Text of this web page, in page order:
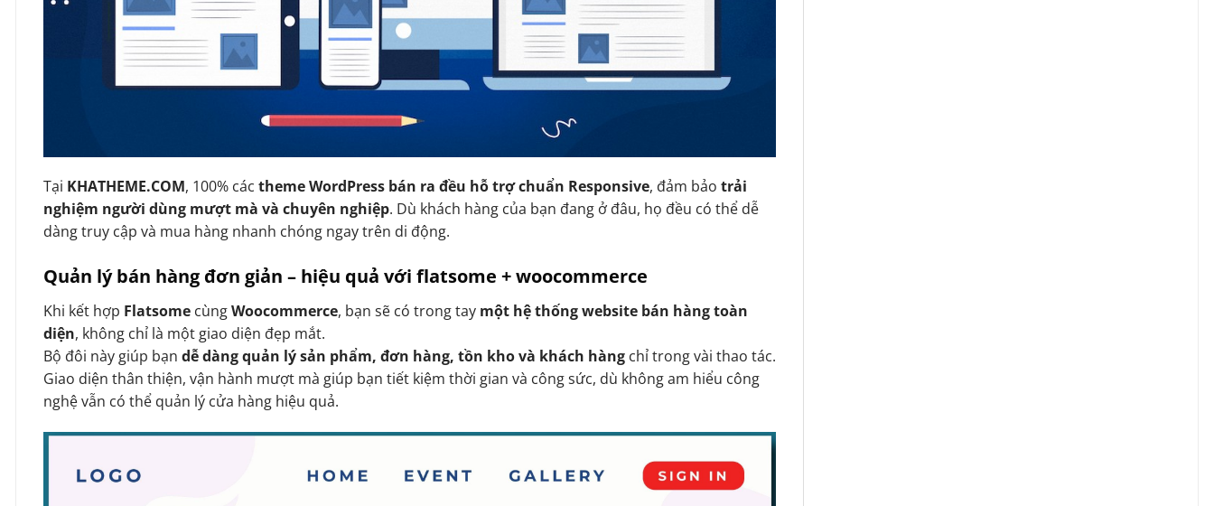
Tại KHATHEME.COM, 100% các theme WordPress bán ra đều hỗ trợ chuẩn Responsive, đảm bảo trải
nghiệm người dùng mượt mà và chuyên nghiệp. Dù khách hàng của bạn đang ở đâu, họ đều có thể dễ
dàng truy cập và mua hàng nhanh chóng ngay trên di động.
Quản lý bán hàng đơn giản – hiệu quả với flatsome + woocommerce
Khi kết hợp Flatsome cùngWoocommerce, bạn sẽ có trong tay một hệ thống website bán hàng toàn
diện, không chỉ là một giao diện đẹp mắt.
Bộ đôi này giúp bạn dễ dàng quản lý sản phẩm, đơn hàng, tồn kho và khách hàng chỉ trong vài thao tác.
Giao diện thân thiện, vận hành mượt mà giúp bạn tiết kiệm thời gian và công sức, dù không am hiểu công
nghệ vẫn có thể quản lý cửa hàng hiệu quả.